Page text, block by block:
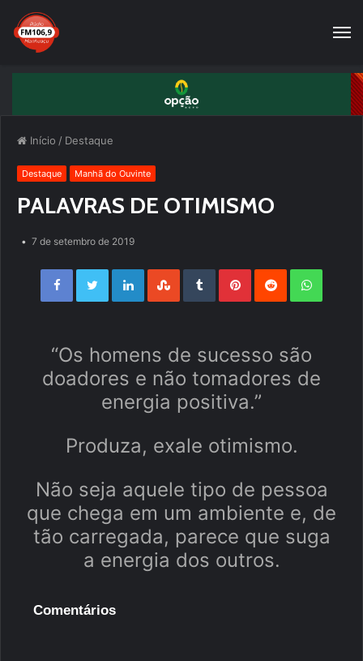
Início / Destaque
Destaque Manhã do Ouvinte
PALAVRAS DE OTIMISMO
7 de setembro de 2019
Facebook Twitter LinkedIn StumbleUpon Tumblr Pinterest Reddit
“Os homens de sucesso são
doadores e não tomadores de
energia positiva.”
Produza, exale otimismo.
Não seja aquele tipo de pessoa
que chega em um ambiente e, de
tão carregada, parece que suga
a energia dos outros.
Comentários